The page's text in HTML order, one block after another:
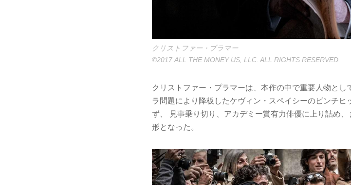
クリストファー・プラマー
©2017 ALL THE MONEY US, LLC. ALL RIGHTS RESERVED.
クリストファー・プラマーは、本作の中で重要人物と
ラ問題により降板したケヴィン・スペイシーのピンチ
ず、 見事乗り切り、アカデミー賞有力俳優に上り詰め
形となった。